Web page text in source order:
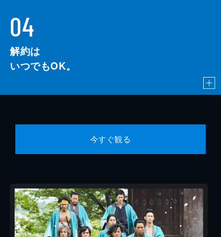
04
解約は
いつでもOK。
今すぐ観る